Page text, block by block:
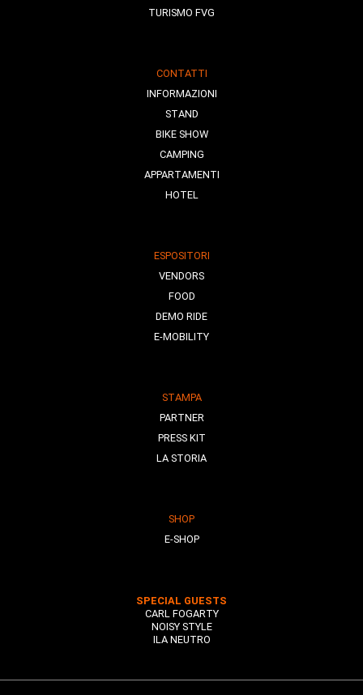
TURISMO FVG
CONTATTI
INFORMAZIONI
STAND
BIKE SHOW
CAMPING
APPARTAMENTI
HOTEL
ESPOSITORI
VENDORS
FOOD
DEMO RIDE
E-MOBILITY
STAMPA
PARTNER
PRESS KIT
LA STORIA
SHOP
E-SHOP
SPECIAL GUESTS
CARL FOGARTY
NOISY STYLE
ILA NEUTRO